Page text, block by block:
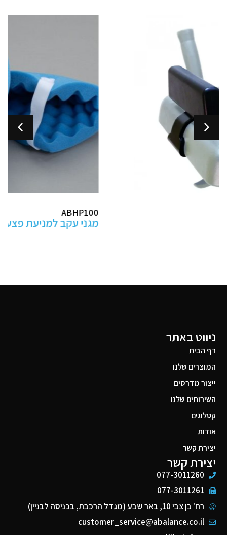
מגני עקב למניעת פצעי לחץ
ניווט באתר
דף הבית
המוצרים שלנו
ייצור מדרסים
השירותים שלנו
קטלוגים
אודות
יצירת קשר
יצירת קשר
077-3011260
077-3011261
רח' בן צבי 10, באר שבע (מגדל הרכבת, בכניסה לבניין)
customer_service@abalance.co.il